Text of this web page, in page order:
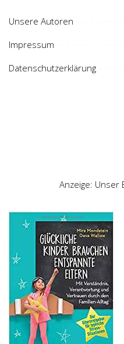
Unsere Autoren
Impressum
Datenschutzerklärung
Anzeige: Unser